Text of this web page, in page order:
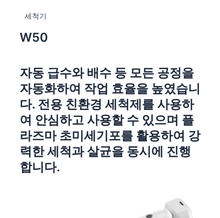
세척기
W50
자동 급수와 배수 등 모든 공정을
자동화하여 작업 효율을 높였습니
다. 전용 친환경 세척제를 사용하
여 안심하고 사용할 수 있으며 플
라즈마 초미세기포를 활용하여 강
력한 세척과 살균을 동시에 진행
합니다.